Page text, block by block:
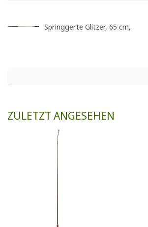
Springgerte Glitzer, 65 cm,
ZULETZT ANGESEHEN